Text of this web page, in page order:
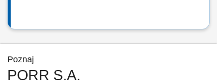
Poznaj
PORR S.A.